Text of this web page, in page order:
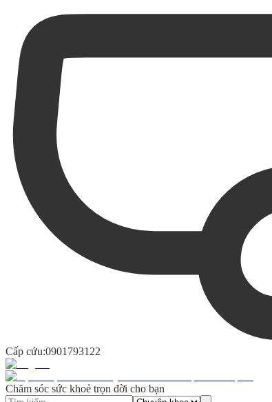
Cấp cứu:0901793122
Chăm sóc sức khoẻ trọn đời cho bạn